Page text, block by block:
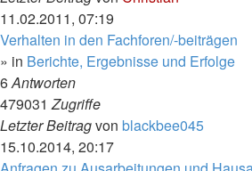
11.02.2011, 07:19
Verhalten in den Fachforen/-beiträgen
» in Berichte, Ergebnisse und Erfolge
6Antworten
479031Zugriffe
Letzter Beitragvon blackbee045
15.10.2014, 20:17